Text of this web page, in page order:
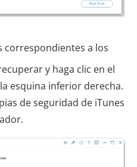
correspondientes a los
y haga clic en el
esquina inferior derecha.
de seguridad de iTunes